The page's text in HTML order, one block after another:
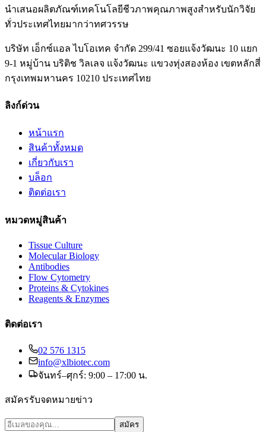
นำเสนอผลิตภัณฑ์เทคโนโลยีชีวภาพคุณภาพสูงสำหรับนักวิจัย
ทั่วประเทศไทยมากว่าทศวรรษ
บริษัท เอ็กซ์แอล ไบโอเทค จำกัด 299/41 ซอยแจ้งวัฒนะ 10 แยก
9-1 หมู่บ้าน บริติช วิลเลจ แจ้งวัฒนะ แขวงทุ่งสองห้อง เขตหลักสี่
กรุงเทพมหานคร 10210 ประเทศไทย
ลิงก์ด่วน
หน้าแรก
สินค้าทั้งหมด
เกี่ยวกับเรา
บล็อก
ติดต่อเรา
หมวดหมู่สินค้า
Tissue Culture
Molecular Biology
Antibodies
Flow Cytometry
Proteins & Cytokines
Reagents & Enzymes
ติดต่อเรา
02 576 1315
info@xlbiotec.com
จันทร์–ศุกร์: 9:00 – 17:00 น.
สมัครรับจดหมายข่าว
สมัคร